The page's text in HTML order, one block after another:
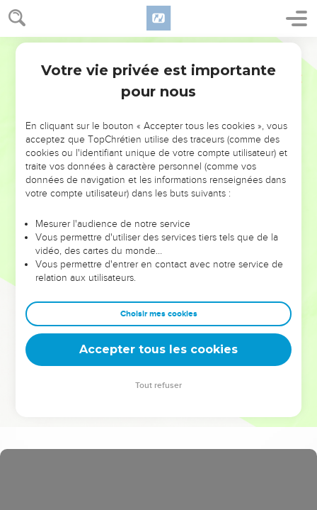
NE MANQUEZ PAS L’ÉVÉNEMENT
DE L’ANNÉE !
ET SI LEURS ERREURS POUVAIENT VOUS ÉVITER LES
VOTRES ?
leur foi ou leur vision. Mais on voit moins les doutes, les erreurs
et les saisons difficiles qu'ils ont traversés, alors même que ce
sont elles qui les ont façonnés.
Dans cette conférence, leaders, entrepreneurs, et responsables
clés pour avancer avec plus de sagesse afin que leurs erreurs
deviennent vos tremplins. Que vous guidiez un ministère, une
équipe, un groupe ou une famille, leur expérience est faite
Votre vie privée est importante
pour nous
En cliquant sur le bouton « Accepter tous les cookies », vous
acceptez que TopChrétien utilise des traceurs (comme des
cookies ou l'identifiant unique de votre compte utilisateur) et
traite vos données à caractère personnel (comme vos
données de navigation et les informations renseignées dans
votre compte utilisateur) dans les buts suivants :
Mesurer l'audience de notre service
Vous permettre d'utiliser des services tiers tels que de la
vidéo, des cartes du monde…
Vous permettre d'entrer en contact avec notre service de
relation aux utilisateurs.
Choisir mes cookies
Accepter tous les cookies
Tout refuser